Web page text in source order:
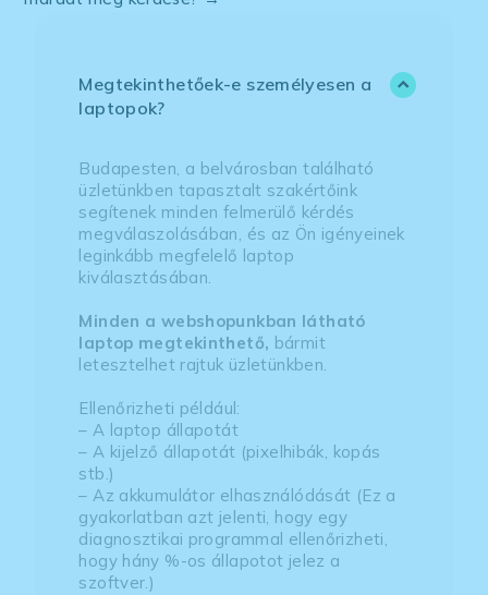
Megtekinthetőek-e személyesen a
laptopok?
Budapesten, a belvárosban található
üzletünkben tapasztalt szakértőink
segítenek minden felmerülő kérdés
megválaszolásában, és az Ön igényeinek
leginkább megfelelő laptop
kiválasztásában.
Minden a webshopunkban látható
laptop megtekinthető, bármit
letesztelhet rajtuk üzletünkben.
Ellenőrizheti például:
– A laptop állapotát
– A kijelző állapotát (pixelhibák, kopás
stb.)
– Az akkumulátor elhasználódását (Ez a
gyakorlatban azt jelenti, hogy egy
diagnosztikai programmal ellenőrizheti,
hogy hány %-os állapotot jelez a
szoftver.)